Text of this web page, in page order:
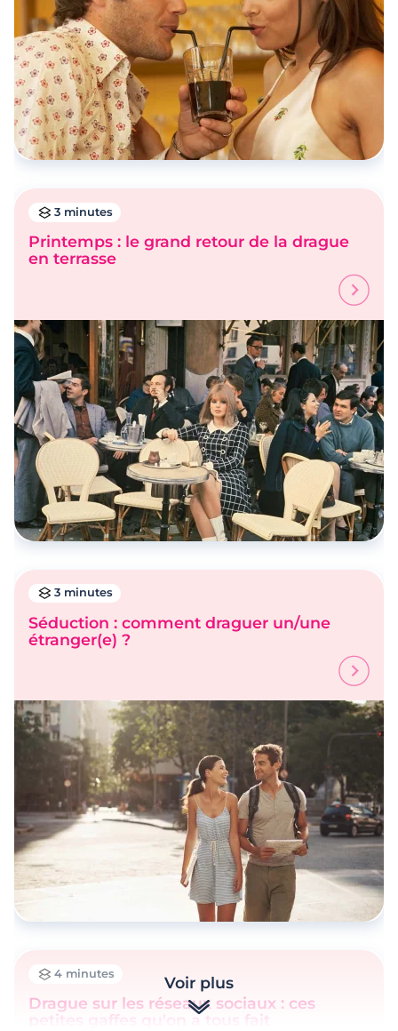
3 minutes
Printemps : le grand retour de la drague
en terrasse
3 minutes
Séduction : comment draguer un/une
étranger(e) ?
4 minutes
Drague sur les réseaux sociaux : ces
petites gaffes qu'on a tous fait
Voir plus